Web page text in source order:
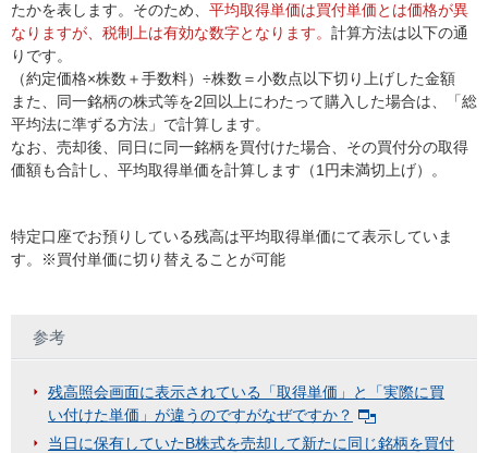
たかを表します。そのため、 平均取得単価は買付単価とは価格が異
なりますが、税制上は有効な数字となります。 計算方法は以下の通
りです。
（約定価格×株数＋手数料）÷株数＝小数点以下切り上げした金額
また、同一銘柄の株式等を2回以上にわたって購入した場合は、「総
平均法に準ずる方法」で計算します。
なお、売却後、同日に同一銘柄を買付けた場合、その買付分の取得
価額も合計し、平均取得単価を計算します（1円未満切上げ）。
特定口座でお預りしている残高は平均取得単価にて表示していま
す。※買付単価に切り替えることが可能
参考
残高照会画面に表示されている「取得単価」と「実際に買
い付けた単価」が違うのですがなぜですか？
当日に保有していたB株式を売却して新たに同じ銘柄を買付